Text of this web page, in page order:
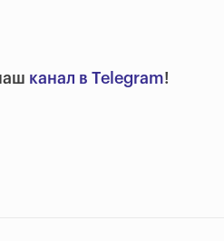
канал в Telegram!